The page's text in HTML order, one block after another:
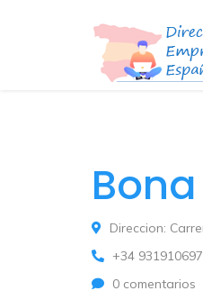
Direccion:
+34 931910697
0 comentarios